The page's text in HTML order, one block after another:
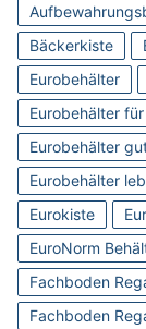
Bäckerkiste
Eurobehälter
Eurobehälter
Eurobehälter
Eurobehälter
Eurokiste
EuroNorm
Fachboden
Fachboden